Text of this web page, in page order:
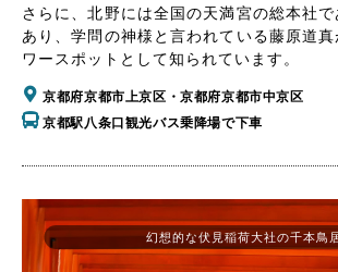
さらに、北野には全国の天満宮の総本社
あり、学問の神様と言われている藤原道
ワースポットとして知られています。
京都府京都市上京区・京都府京都市中京区
京都駅八条口観光バス乗降場で下車
幻想的な伏見稲荷大社の千本鳥